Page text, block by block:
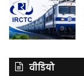
वीडियो